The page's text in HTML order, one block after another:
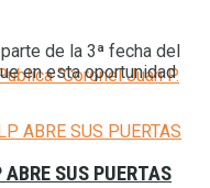
“Coronel Juan P.
de la 3ª fecha del
en esta oportunidad
SUS PUERTAS